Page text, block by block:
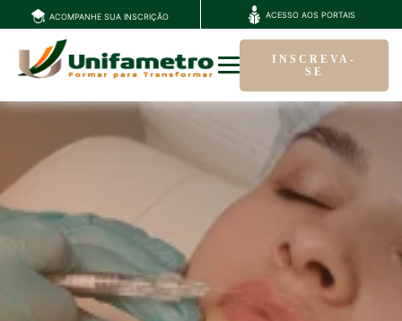
ACOMPANHE SUA INSCRIÇÃO ACESSO AOS PORTAIS
INSCREVA-
SE